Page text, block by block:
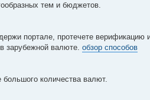
тем и бюджетов.
портале, протечете верификацию
зарубежной валюте. обзор способов
количества валют.